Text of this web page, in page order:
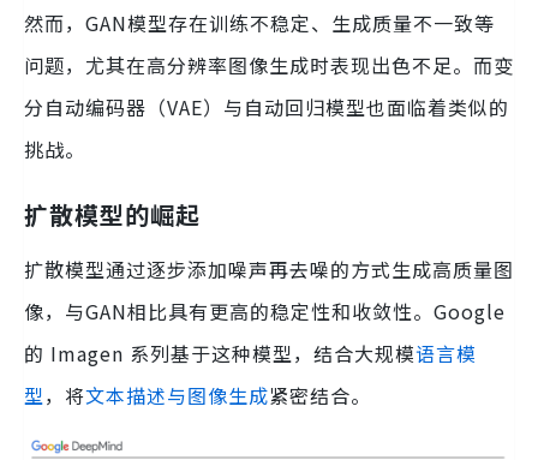
然而，GAN模型存在训练不稳定、生成质量不一致等
问题，尤其在高分辨率图像生成时表现出色不足。而变
分自动编码器（VAE）与自动回归模型也面临着类似的
挑战。
扩散模型的崛起
扩散模型通过逐步添加噪声再去噪的方式生成高质量图
像，与GAN相比具有更高的稳定性和收敛性。Google
的 Imagen 系列基于这种模型，结合大规模语言模
型，将文本描述与图像生成紧密结合。